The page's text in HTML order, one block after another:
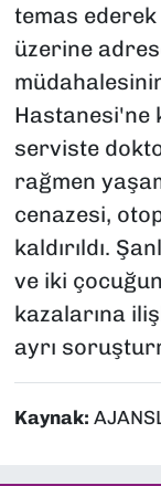
temas ederek
üzerine
Hastanesi'ne
serviste
rağmen
cenazesi,
kaldırıldı.
ve iki
kazalarına
ayrı
Kaynak: